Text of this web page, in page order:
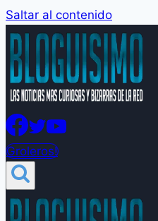
Saltar al contenido
Groleros!